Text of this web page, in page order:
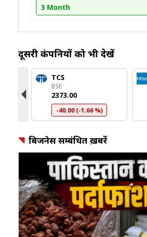
3 Month
दूसरी कंपनियों को भी देखें
TCS
BSE
₹2373.00
-40.00 (-1.66 %)
बिजनेस सम्बंधित ख़बरें